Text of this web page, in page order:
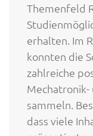
Themenfeld
erhalten. Im
konnten die
zahlreiche
sammeln.
dass viele